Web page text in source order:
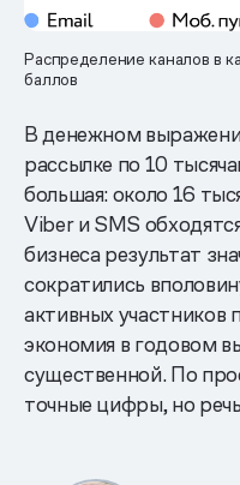
Распределение каналов в
баллов
В денежном
рассылке по 10
большая: около 16
Viber и SMS
бизнеса результат
сократились
активных
экономия в годовом
существенной. По
точные цифры, но